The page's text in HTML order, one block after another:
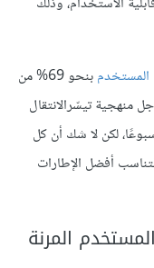
المستخدم
بنحو 69% من
منهجية تيسّرالانتقال
لكن لا شك أن كل
أفضل الإطارات
المرنة